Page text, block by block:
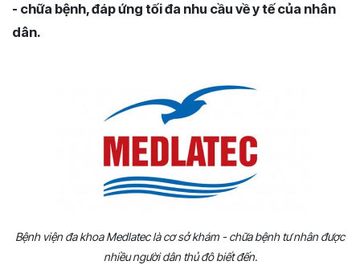
- chữa bệnh, đáp ứng tối đa nhu cầu về y tế của nhân
dân.
Bệnh viện đa khoa Medlatec là cơ sở khám - chữa bệnh tư nhân được
nhiều người dân thủ đô biết đến.